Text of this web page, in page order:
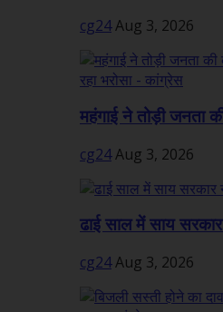
cg24Aug 3, 2026
महंगाई ने तोड़ी जनता
cg24Aug 3, 2026
ढाई साल में साय
cg24Aug 3, 2026